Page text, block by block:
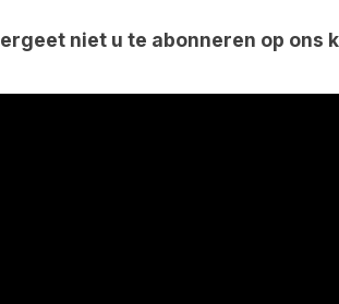
niet u te abonneren op ons